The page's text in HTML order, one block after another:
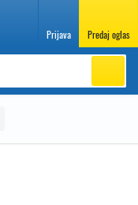
Prijava Predaj oglas